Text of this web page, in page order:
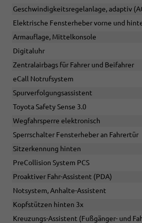
Geschwindigkeitsregelanlage, adaptiv
Elektrische Fensterheber vorne und
Armauflage, Mittelkonsole
Digitaluhr
Zentralairbags für Fahrer und Beifahrer
eCall Notrufsystem
Spurverfolgungsassistent
Toyota Safety Sense 3.0
Wegfahrsperre elektronisch
Sperrschalter Fensterheber an Fahrertür
Sitzerkennung hinten
PreCollision System PCS
Proaktiver Fahr-Assistent (PDA)
Notsystem, Anhalte-Assistent
Kopfstützen hinten 3x
Kreuzungs-Assistent (Fußgänger- und